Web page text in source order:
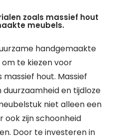
zoals massief hout
meubels.
handgemaakte
te kiezen voor
hout. Massief
en tijdloze
niet alleen een
ook zijn schoonheid
Door te investeren in